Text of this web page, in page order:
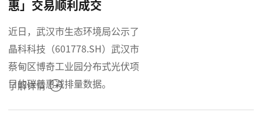
惠」交易顺利成交
近日，武汉市生态环境局公示了
晶科科技（601778.SH）武汉市
蔡甸区博奇工业园分布式光伏项
目的碳普惠减排量数据。
了解详情